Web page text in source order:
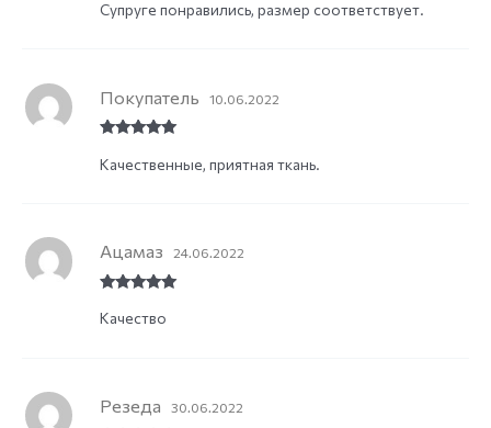
of 5
Супруге понравились, размер соответствует.
of 5
Покупатель 10.06.2022
Качественные, приятная ткань.
of 5
Ацамаз 24.06.2022
Качество
Резеда 30.06.2022